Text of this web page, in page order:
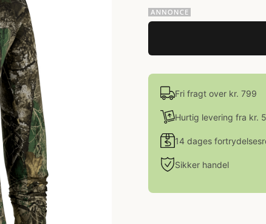
Fri fragt over kr. 799
Hurtig levering fra kr.
14 dages
Sikker handel